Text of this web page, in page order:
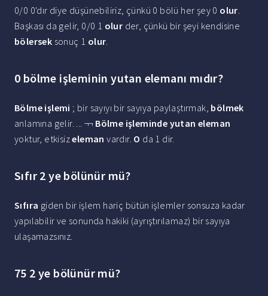
0/0 ​0'dır diye düşünebiliriz, çünkü 0 bölü her şey 0 olur.
Başkası da gelir, 0/0 1 olur der, çünkü bir şeyi kendisine
bölersek sonuç 1 olur.
0 bölme işleminin yutan elemanı mıdır?
Bölme işlemi ; bir sayıyı bir sayıya paylaştırmak, bölmek
anlamına gelir. ... ¬¬ Bölme işleminde yutan eleman
yoktur, etkisizeleman vardır. O da 1 dir.
Sıfır 2 ye bölünür mü?
Sıfıra giden bir işlem hariç bütün işlemler sonsuza kadar
yapılabilir ve sonunda hakiki (ayrıştırılamaz) bir sayıya
ulaşamazsınız.
75 2 ye bölünür mü?